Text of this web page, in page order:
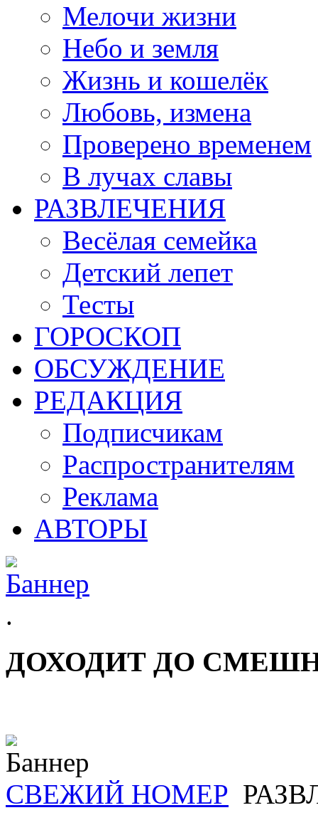
Мелочи жизни
Небо и земля
Жизнь и кошелёк
Любовь, измена
Проверено временем
В лучах славы
РАЗВЛЕЧЕНИЯ
Весёлая семейка
Детский лепет
Тесты
ГОРОСКОП
ОБСУЖДЕНИЕ
РЕДАКЦИЯ
Подписчикам
Распространителям
Реклама
АВТОРЫ
.
ДОХОДИТ ДО
СВЕЖИЙ НОМЕР